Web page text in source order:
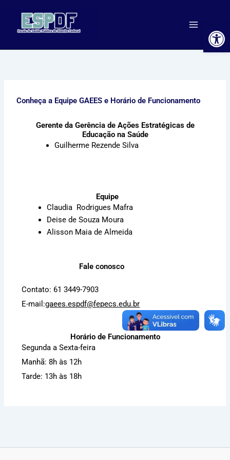
Conheça a Equipe GAEES e Horário de Funcionamento
Gerente da Gerência de Ações Estratégicas de
Educação na Saúde
Guilherme Rezende Silva
Equipe
Claudia Rodrigues Mafra
Deise de Souza Moura
Alisson Maia de Almeida
Fale conosco
Contato: 61 3449-7903
E-mail:gaees.espdf@fepecs.edu.br
Horário de Funcionamento
Segunda a Sexta-feira
Manhã: 8h às 12h
Tarde: 13h às 18h